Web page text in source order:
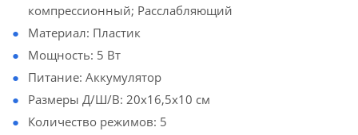
компрессионный; Расслабляющий
Материал: Пластик
Мощность: 5 Вт
Питание: Аккумулятор
Размеры Д/Ш/В: 20х16,5х10 см
Количество режимов: 5